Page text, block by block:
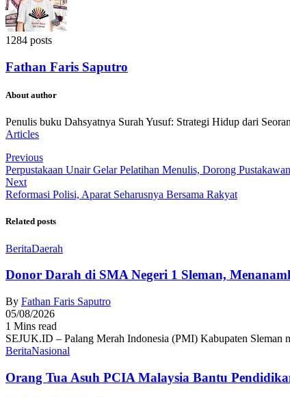
1284 posts
Fathan Faris Saputro
About author
Penulis buku Dahsyatnya Surah Yusuf: Strategi Hidup dari
Articles
Previous
Perpustakaan Unair Gelar Pelatihan Menulis, Dorong
Next
Reformasi Polisi, Aparat Seharusnya Bersama Rakyat
Related posts
BeritaDaerah
Donor Darah di SMA Negeri 1 Sleman,
By Fathan Faris Saputro
05/08/2026
1 Mins read
SEJUK.ID – Palang Merah Indonesia (PMI) Kabupaten
BeritaNasional
Orang Tua Asuh PCIA Malaysia Bantu